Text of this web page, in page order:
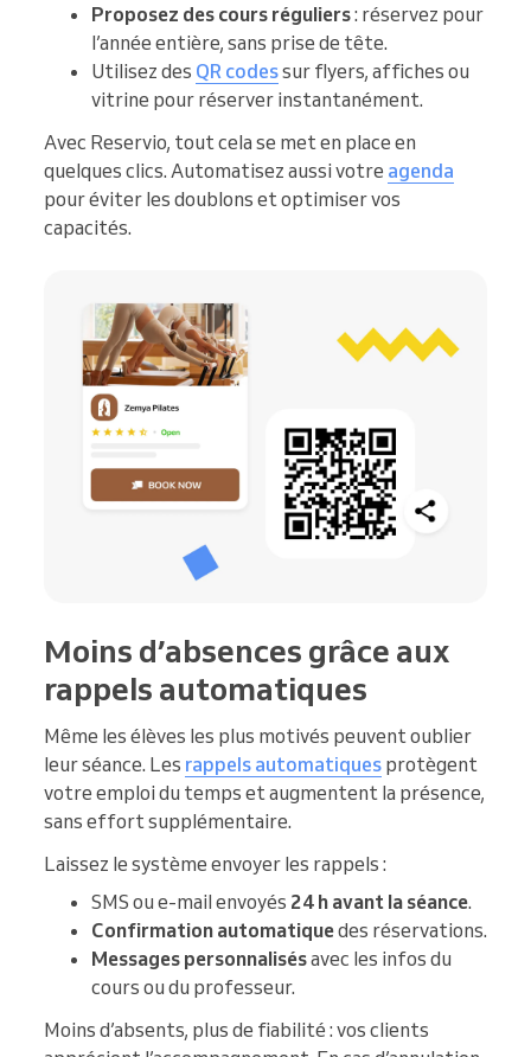
Proposez des cours réguliers: réservez pour
l’année entière, sans prise de tête.
Utilisez des QR codessur flyers, affiches ou
vitrine pour réserver instantanément.
Avec Reservio, tout cela se met en place en
quelques clics. Automatisez aussi votre agenda
pour éviter les doublons et optimiser vos
capacités.
Moins d’absences grâce aux
rappels automatiques
Même les élèves les plus motivés peuvent oublier
leur séance. Les rappels automatiques protègent
votre emploi du temps et augmentent la présence,
sans effort supplémentaire.
Laissez le système envoyer les rappels :
SMS ou e-mail envoyés 24 h avant la séance.
Confirmation automatiquedes réservations.
Messages personnalisésavec les infos du
cours ou du professeur.
Moins d’absents, plus de fiabilité : vos clients